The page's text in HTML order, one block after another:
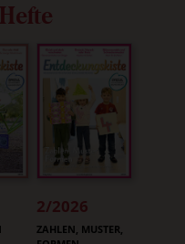
2/2026
:
ZAHLEN, MUSTER,